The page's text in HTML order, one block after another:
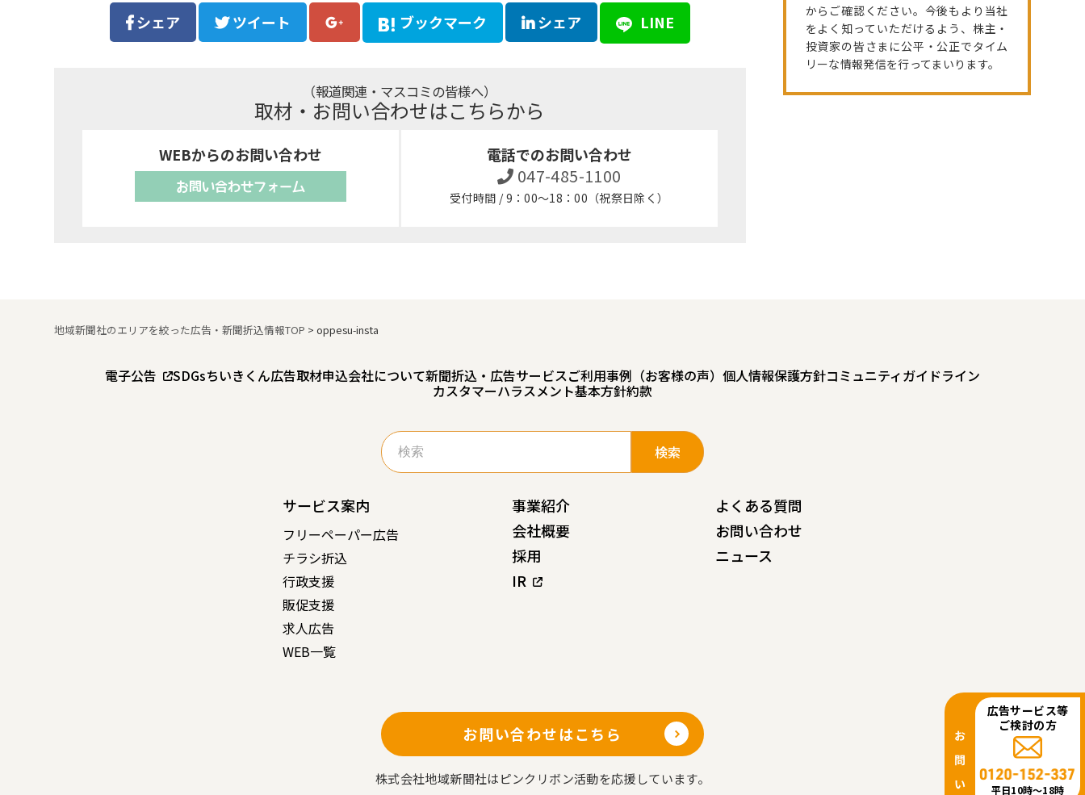
シェア ツイート ブックマーク シェア LINE
（報道関連・マスコミの皆様へ）
取材・お問い合わせはこちらから
WEBからのお問い合わせ
お問い合わせフォーム
電話でのお問い合わせ
047-485-1100
受付時間 / 9：00～18：00（祝祭日除く）
からご確認ください。今後もより当社
をよく知っていただけるよう、株主・
投資家の皆さまに公平・公正でタイム
リーな情報発信を行ってまいります。
地域新聞社のエリアを絞った広告・新聞折込情報TOP >oppesu-insta
電子公告 SDGsちいきくん広告取材申込会社について新聞折込・広告サービスご利用事例（お客様の声） 個人情報保護方針コミュニティガイドライン
カスタマーハラスメント基本方針約款
検
索:
サービス案内
フリーペーパー広告
チラシ折込
行政支援
販促支援
求人広告
WEB一覧
事業紹介
会社概要
採用
IR
よくある質問
お問い合わせ
ニュース
お問い合わせはこちら
株式会社地域新聞社はピンクリボン活動を応援しています。
広告サービス等
ご検討の方
平日10時〜18時